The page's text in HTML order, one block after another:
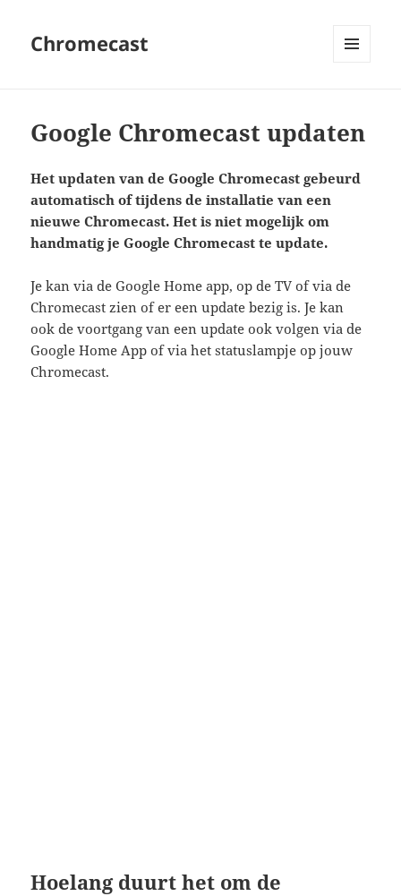
Chromecast
Google Chromecast updaten
Het updaten van de Google Chromecast gebeurd
automatisch of tijdens de installatie van een
nieuwe Chromecast. Het is niet mogelijk om
handmatig je Google Chromecast te update.
Je kan via de Google Home app, op de TV of via de
Chromecast zien of er een update bezig is. Je kan
ook de voortgang van een update ook volgen via de
Google Home App of via het statuslampje op jouw
Chromecast.
Hoelang duurt het om de